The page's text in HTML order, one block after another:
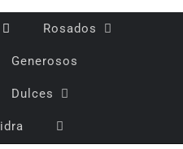
Rosados
Generosos
Dulces